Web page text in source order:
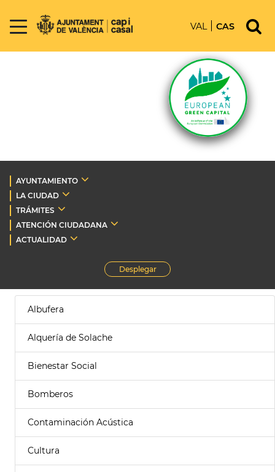
VAL CAS
AYUNTAMIENTO
LA CIUDAD
TRÁMITES
ATENCIÓN CIUDADANA
ACTUALIDAD
Desplegar
Albufera
Alquería de Solache
Bienestar Social
Bomberos
Contaminación Acústica
Cultura